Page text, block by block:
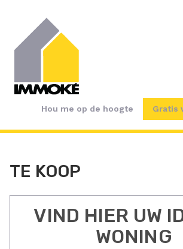
Hou me op de hoogte Gratis
TE KOOP
VIND HIER UW
WONING